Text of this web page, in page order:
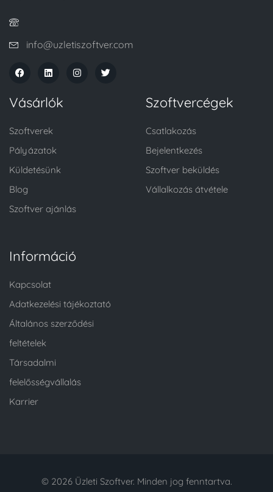
info@uzletiszoftver.com
Vásárlók
Szoftverek
Pályázatok
Küldetésünk
Blog
Szoftver ajánlás
Szoftvercégek
Csatlakozás
Bejelentkezés
Szoftver beküldés
Vállalkozás átvétele
Információ
Kapcsolat
Adatkezelési tájékoztató
Általános szerződési
feltételek
Társadalmi
felelősségvállalás
Karrier
© 2026 Üzleti Szoftver. Minden jog fenntartva.